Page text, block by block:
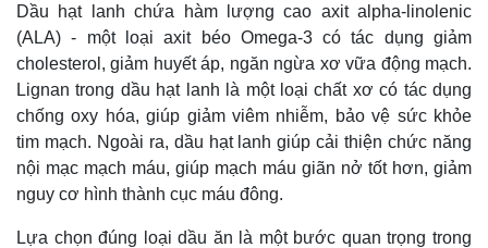
Dầu hạt lanh chứa hàm lượng cao axit alpha-linolenic
(ALA) - một loại axit béo Omega-3 có tác dụng giảm
cholesterol, giảm huyết áp, ngăn ngừa xơ vữa động mạch.
Lignan trong dầu hạt lanh là một loại chất xơ có tác dụng
chống oxy hóa, giúp giảm viêm nhiễm, bảo vệ sức khỏe
tim mạch. Ngoài ra, dầu hạt lanh giúp cải thiện chức năng
nội mạc mạch máu, giúp mạch máu giãn nở tốt hơn, giảm
nguy cơ hình thành cục máu đông.
Lựa chọn đúng loại dầu ăn là một bước quan trọng trong